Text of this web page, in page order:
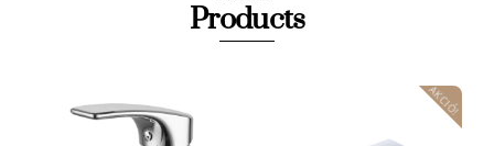
Products
AKCIÓ!